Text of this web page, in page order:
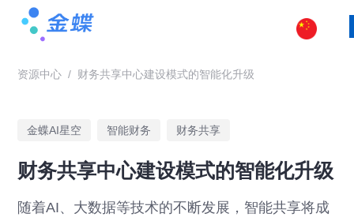
资源中心 / 财务共享中心建设模式的智能化升级
金蝶AI星空 智能财务 财务共享
财务共享中心建设模式的智能化升级
随着AI、大数据等技术的不断发展，智能共享将成